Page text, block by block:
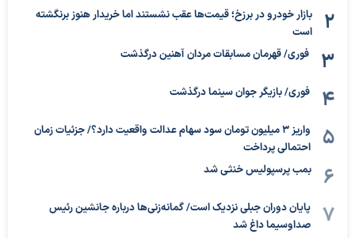
بازار خودرو در برزخ؛ قیمت‌ها عقب نشستند اما خریدار هنوز برنگشته
است
فوری/ قهرمان مسابقات مردان آهنین درگذشت
فوری/ بازیگر جوان سینما درگذشت
واریز ۳ میلیون تومان سود سهام عدالت واقعیت دارد؟/ جزئیات زمان
احتمالی پرداخت
بمب پرسپولیس خنثی شد
پایان دوران جبلی نزدیک است/ گمانه‌زنی‌ها درباره جانشین رئیس
صداوسیما داغ شد